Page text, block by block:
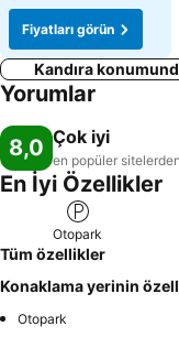
Fiyatları görün
Kandıra
Yorumlar
8,0 Çok iyi
en popüler
En İyi Özellikler
Otopark
Tüm özellikler
Konaklama yerinin
Otopark